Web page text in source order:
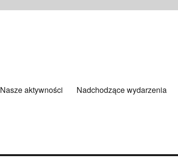
Nasze aktywności Nadchodzące wydarzenia